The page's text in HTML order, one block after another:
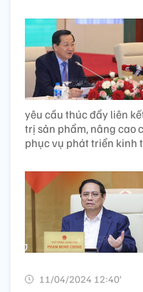
yêu cầu thúc đẩy liên
trị sản phẩm, nâng cao
phục vụ phát triển kinh
11/04/2024 12:40’